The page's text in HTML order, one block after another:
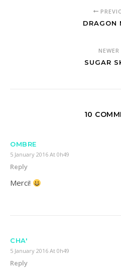
DRAGON
SUGAR
10
OMBRE
5 January 2016 At 0h49
Reply
Merci!
CHA'
5 January 2016 At 0h49
Reply